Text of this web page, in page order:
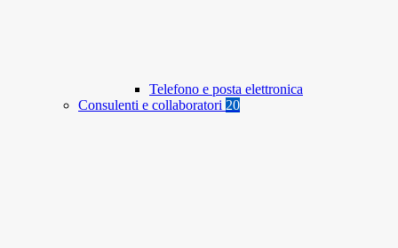
Telefono e posta elettronica
Consulenti e collaboratori 20